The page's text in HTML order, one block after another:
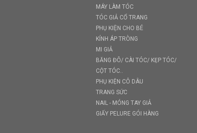
MÁY LÀM TÓC
TÓC GIẢ CỔ TRANG
PHỤ KIỆN CHO BÉ
KÍNH ÁP TRÒNG
MI GIẢ
BĂNG ĐÔ/ CÀI TÓC/ KẸP TÓC/
CỘT TÓC..
PHỤ KIỆN CÔ DÂU
TRANG SỨC
NAIL - MÓNG TAY GIẢ
GIẤY PELURE GÓI HÀNG